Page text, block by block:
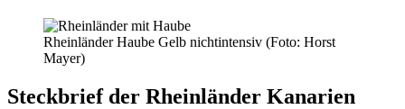
Rheinländer Haube Gelb nichtintensiv (Foto: Horst
Mayer)
Steckbrief der Rheinländer Kanarien